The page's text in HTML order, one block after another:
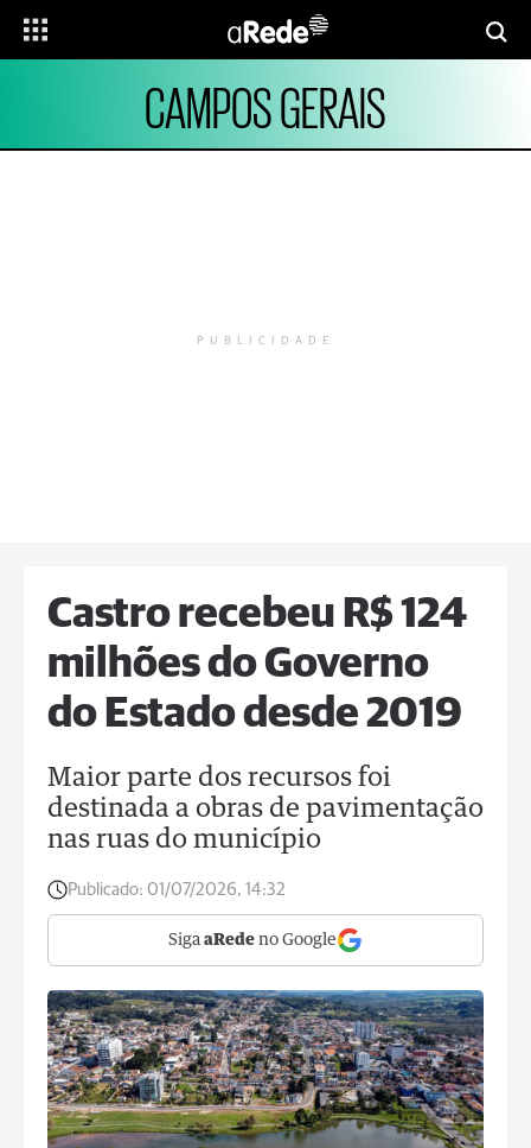
CAMPOS GERAIS
PUBLICIDADE
Castro recebeu R$ 124
milhões do Governo
do Estado desde 2019
Maior parte dos recursos foi
destinada a obras de pavimentação
nas ruas do município
Publicado: 01/07/2026, 14:32
Siga aRede no Google